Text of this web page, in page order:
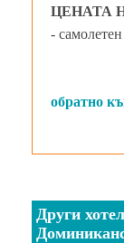
ЦЕНАТА
-
обратно
Други